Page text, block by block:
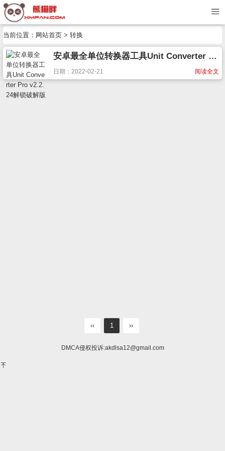
当前位置： 网站首页 > 转换
安卓最全单位转换器工具Unit Converter Pro v2.2.24解锁破解版
阅读全文
日期：2022-02-21
‹‹ 1 ››
DMCA侵权投诉:akdlsa12@gmail.com